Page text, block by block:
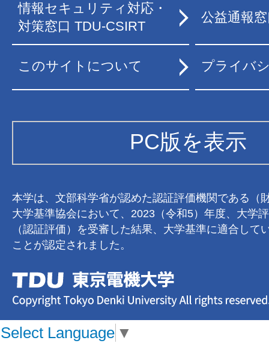
情報セキュリティ対応・
対策窓口 TDU-CSIRT
公益通報
このサイトについて プライバ
PC版を表示
本学は、文部科学省が認めた認証評価機関である（
大学基準協会において、2023（令和5）年度、大学
（認証評価）を受審した結果、大学基準に適合して
ことが認定されました。
Select Language ▼